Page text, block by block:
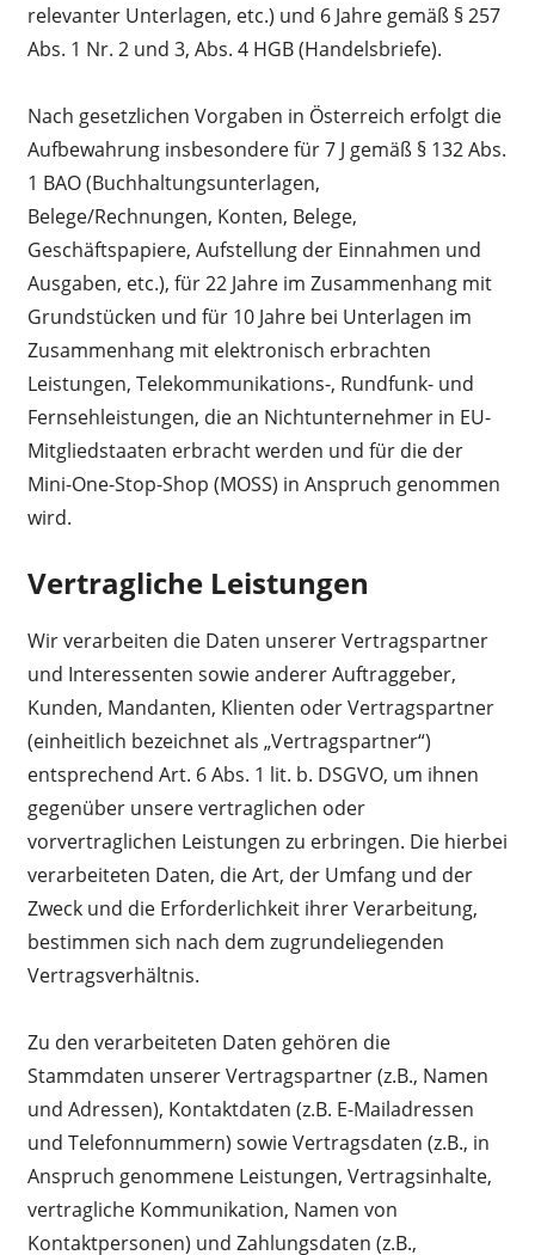
relevanter Unterlagen, etc.) und 6 Jahre gemäß § 257
Abs. 1 Nr. 2 und 3, Abs. 4 HGB (Handelsbriefe).
Nach gesetzlichen Vorgaben in Österreich erfolgt die
Aufbewahrung insbesondere für 7 J gemäß § 132 Abs.
1 BAO (Buchhaltungsunterlagen,
Belege/Rechnungen, Konten, Belege,
Geschäftspapiere, Aufstellung der Einnahmen und
Ausgaben, etc.), für 22 Jahre im Zusammenhang mit
Grundstücken und für 10 Jahre bei Unterlagen im
Zusammenhang mit elektronisch erbrachten
Leistungen, Telekommunikations-, Rundfunk- und
Fernsehleistungen, die an Nichtunternehmer in EU-
Mitgliedstaaten erbracht werden und für die der
Mini-One-Stop-Shop (MOSS) in Anspruch genommen
wird.
Vertragliche Leistungen
Wir verarbeiten die Daten unserer Vertragspartner
und Interessenten sowie anderer Auftraggeber,
Kunden, Mandanten, Klienten oder Vertragspartner
(einheitlich bezeichnet als „Vertragspartner“)
entsprechend Art. 6 Abs. 1 lit. b. DSGVO, um ihnen
gegenüber unsere vertraglichen oder
vorvertraglichen Leistungen zu erbringen. Die hierbei
verarbeiteten Daten, die Art, der Umfang und der
Zweck und die Erforderlichkeit ihrer Verarbeitung,
bestimmen sich nach dem zugrundeliegenden
Vertragsverhältnis.
Zu den verarbeiteten Daten gehören die
Stammdaten unserer Vertragspartner (z.B., Namen
und Adressen), Kontaktdaten (z.B. E-Mailadressen
und Telefonnummern) sowie Vertragsdaten (z.B., in
Anspruch genommene Leistungen, Vertragsinhalte,
vertragliche Kommunikation, Namen von
Kontaktpersonen) und Zahlungsdaten (z.B.,